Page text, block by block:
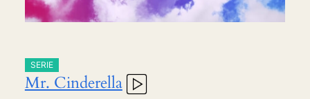
SERIE
Mr. Cinderella